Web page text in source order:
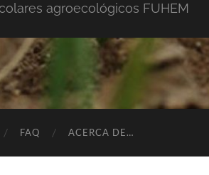
agroecológicos FUHEM
FAQ ACERCA DE…